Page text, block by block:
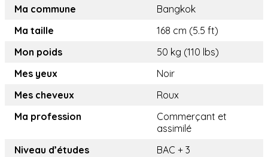
Ma commune
Bangkok
Ma taille
168 cm (5.5 ft)
Mon poids
50 kg (110 lbs)
Mes yeux
Noir
Mes cheveux
Roux
Ma profession
Commerçant et
assimilé
Niveau d’études
BAC + 3